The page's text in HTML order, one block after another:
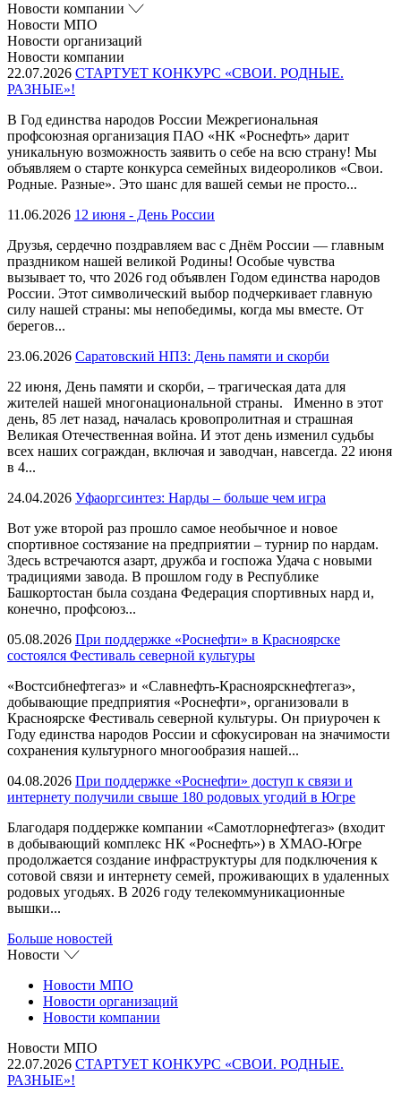
Новости компании
Новости МПО
Новости организаций
Новости компании
22.07.2026 СТАРТУЕТ КОНКУРС «СВОИ. РОДНЫЕ.
РАЗНЫЕ»!
В Год единства народов России Межрегиональная
профсоюзная организация ПАО «НК «Роснефть» дарит
уникальную возможность заявить о себе на всю страну! Мы
объявляем о старте конкурса семейных видеороликов «Свои.
Родные. Разные». Это шанс для вашей семьи не просто...
11.06.2026 12 июня - День России
Друзья, сердечно поздравляем вас с Днём России — главным
праздником нашей великой Родины! Особые чувства
вызывает то, что 2026 год объявлен Годом единства народов
России. Этот символический выбор подчеркивает главную
силу нашей страны: мы непобедимы, когда мы вместе. От
берегов...
23.06.2026 Саратовский НПЗ: День памяти и скорби
22 июня, День памяти и скорби, – трагическая дата для
жителей нашей многонациональной страны. Именно в этот
день, 85 лет назад, началась кровопролитная и страшная
Великая Отечественная война. И этот день изменил судьбы
всех наших сограждан, включая и заводчан, навсегда. 22 июня
в 4...
24.04.2026 Уфаоргсинтез: Нарды – больше чем игра
Вот уже второй раз прошло самое необычное и новое
спортивное состязание на предприятии – турнир по нардам.
Здесь встречаются азарт, дружба и госпожа Удача с новыми
традициями завода. В прошлом году в Республике
Башкортостан была создана Федерация спортивных нард и,
конечно, профсоюз...
05.08.2026 При поддержке «Роснефти» в Красноярске
состоялся Фестиваль северной культуры
«Востсибнефтегаз» и «Славнефть-Красноярскнефтегаз»,
добывающие предприятия «Роснефти», организовали в
Красноярске Фестиваль северной культуры. Он приурочен к
Году единства народов России и сфокусирован на значимости
сохранения культурного многообразия нашей...
04.08.2026 При поддержке «Роснефти» доступ к связи и
интернету получили свыше 180 родовых угодий в Югре
Благодаря поддержке компании «Самотлорнефтегаз» (входит
в добывающий комплекс НК «Роснефть») в ХМАО-Югре
продолжается создание инфраструктуры для подключения к
сотовой связи и интернету семей, проживающих в удаленных
родовых угодьях. В 2026 году телекоммуникационные
вышки...
Больше новостей
Новости
Новости МПО
Новости организаций
Новости компании
Новости МПО
22.07.2026 СТАРТУЕТ КОНКУРС «СВОИ. РОДНЫЕ.
РАЗНЫЕ»!